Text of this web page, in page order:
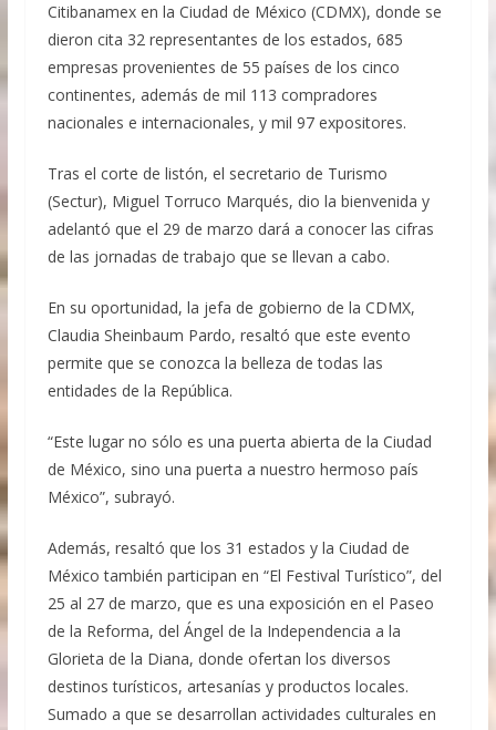
Citibanamex en la Ciudad de México (CDMX), donde se
dieron cita 32 representantes de los estados, 685
empresas provenientes de 55 países de los cinco
continentes, además de mil 113 compradores
nacionales e internacionales, y mil 97 expositores.
Tras el corte de listón, el secretario de Turismo
(Sectur), Miguel Torruco Marqués, dio la bienvenida y
adelantó que el 29 de marzo dará a conocer las cifras
de las jornadas de trabajo que se llevan a cabo.
En su oportunidad, la jefa de gobierno de la CDMX,
Claudia Sheinbaum Pardo, resaltó que este evento
permite que se conozca la belleza de todas las
entidades de la República.
“Este lugar no sólo es una puerta abierta de la Ciudad
de México, sino una puerta a nuestro hermoso país
México”, subrayó.
Además, resaltó que los 31 estados y la Ciudad de
México también participan en “El Festival Turístico”, del
25 al 27 de marzo, que es una exposición en el Paseo
de la Reforma, del Ángel de la Independencia a la
Glorieta de la Diana, donde ofertan los diversos
destinos turísticos, artesanías y productos locales.
Sumado a que se desarrollan actividades culturales en